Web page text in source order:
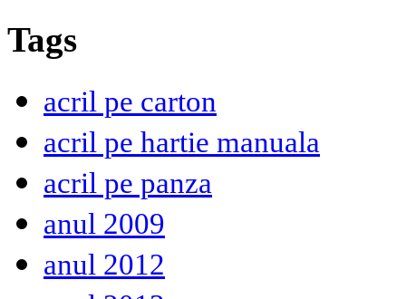
Tags
acril pe carton
acril pe hartie manuala
acril pe panza
anul 2009
anul 2012